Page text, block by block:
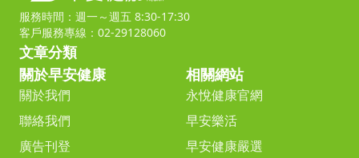
服務時間：週一～週五 8:30-17:30
客戶服務專線：02-29128060
文章分類
關於早安健康
關於我們
聯絡我們
廣告刊登
相關網站
永悅健康官網
早安樂活
早安健康嚴選